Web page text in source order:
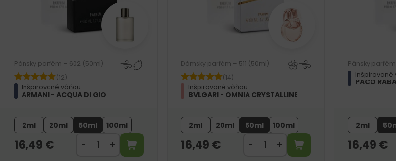
Pánsky parfém – 602 (50ml)
(12)
Inšpirované vôňou:
ARMANI - ACQUA DI GIO
2ml 20ml 50ml 100ml
16,49 €
Dámsky parfém – 511 (50ml)
(14)
Inšpirované vôňou:
BVLGARI - OMNIA CRYSTALLINE
2ml 20ml 50ml 100ml
16,49 €
Pánsky
Inšpirované
PACO
2ml
16,49 €